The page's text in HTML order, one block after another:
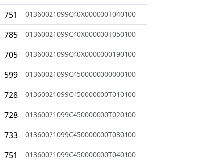
751 01360021099C40X000000T040100
785 01360021099C40X000000T050100
705 01360021099C40X0000000190100
599 01360021099C4500000000000100
728 01360021099C450000000T010100
728 01360021099C450000000T020100
733 01360021099C450000000T030100
751 01360021099C450000000T040100